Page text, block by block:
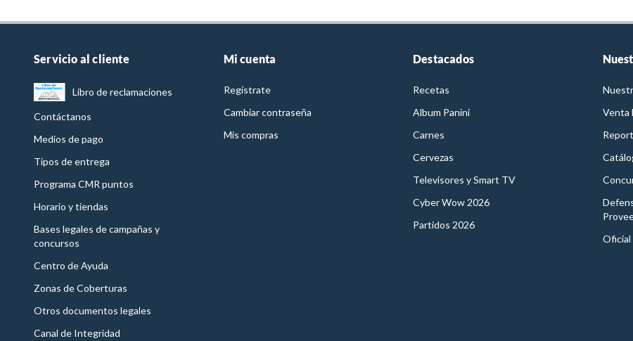
Servicio al cliente
Libro de reclamaciones
Contáctanos
Medios de pago
Tipos de entrega
Programa CMR puntos
Horario y tiendas
Bases legales de campañas y
concursos
Centro de Ayuda
Zonas de Coberturas
Otros documentos legales
Canal de Integridad
Mi cuenta
Regístrate
Cambiar contraseña
Mis compras
Destacados
Recetas
Album Panini
Carnes
Cervezas
Televisores y Smart TV
Cyber Wow 2026
Partidos 2026
Venta
Oficial